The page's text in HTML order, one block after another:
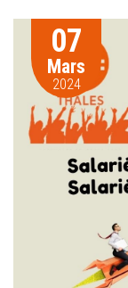
07
Mars
2024